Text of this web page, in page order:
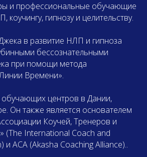
и профессиональные обучающие
гипнозу и целительству.
в развитие НЛП и гипноза
бессознательными
при помощи метода
Времени».
центров в Дании,
Он также является основателем
Коучей, Тренеров и
(The International Coach and
ACA (Akasha Coaching Alliance)..